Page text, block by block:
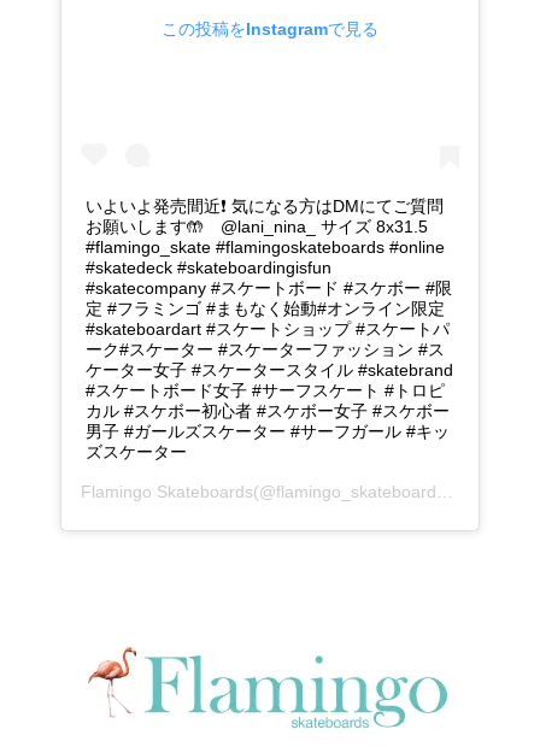
この投稿をInstagramで見る
いよいよ発売間近❗️ 気になる方はDMにてご質問
お願いします🤲 @lani_nina_ サイズ 8x31.5
#flamingo_skate #flamingoskateboards #online
#skatedeck #skateboardingisfun
#skatecompany #スケートボード #スケボー #限
定 #フラミンゴ #まもなく始動#オンライン限定
#skateboardart #スケートショップ #スケートパ
ーク#スケーター #スケーターファッション #ス
ケーター女子 #スケータースタイル #skatebrand
#スケートボード女子 #サーフスケート #トロピ
カル #スケボー初心者 #スケボー女子 #スケボー
男子 #ガールズスケーター #サーフガール #キッ
ズスケーター
Flamingo Skateboards(@flamingo_skateboards_official)がシェアした投稿 -